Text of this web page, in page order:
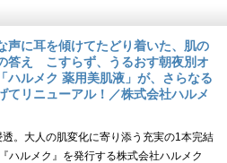
声に耳を傾けてたどり着いた、肌の
答え こすらず、うるおす朝夜別オ
ハルメク 薬用美肌液」が、さらなる
てリニューアル！／株式会社ハルメ
。大人の肌変化に寄り添う充実の1本完結
ルメク』を発行する株式会社ハルメク